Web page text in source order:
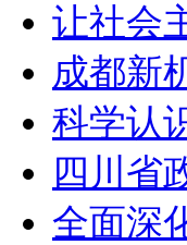
让社会
成都新
科学认
四川省
全面深